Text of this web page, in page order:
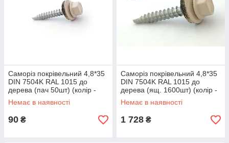
Саморіз покрівельний 4,8*35
DIN 7504K RAL 1015 до
дерева (пач 50шт) (колір -
слонова кістка світла) APRO
Немає в наявності
90 ₴
Саморіз покрівельний 4,8*35
DIN 7504K RAL 1015 до
дерева (ящ. 1600шт) (колір -
слонова кістка світлий) APRO
Немає в наявності
1 728 ₴